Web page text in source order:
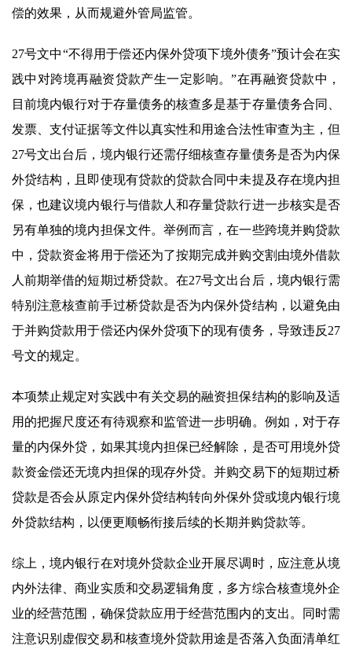
偿的效果，从而规避外管局监管。
27号文中“不得用于偿还内保外贷项下境外债务”预计会在实
践中对跨境再融资贷款产生一定影响。”在再融资贷款中，
目前境内银行对于存量债务的核查多是基于存量债务合同、
发票、支付证据等文件以真实性和用途合法性审查为主，但
27号文出台后，境内银行还需仔细核查存量债务是否为内保
外贷结构，且即使现有贷款的贷款合同中未提及存在境内担
保，也建议境内银行与借款人和存量贷款行进一步核实是否
另有单独的境内担保文件。举例而言，在一些跨境并购贷款
中，贷款资金将用于偿还为了按期完成并购交割由境外借款
人前期举借的短期过桥贷款。在27号文出台后，境内银行需
特别注意核查前手过桥贷款是否为内保外贷结构，以避免由
于并购贷款用于偿还内保外贷项下的现有债务，导致违反27
号文的规定。
本项禁止规定对实践中有关交易的融资担保结构的影响及适
用的把握尺度还有待观察和监管进一步明确。例如，对于存
量的内保外贷，如果其境内担保已经解除，是否可用境外贷
款资金偿还无境内担保的现存外贷。并购交易下的短期过桥
贷款是否会从原定内保外贷结构转向外保外贷或境内银行境
外贷款结构，以便更顺畅衔接后续的长期并购贷款等。
综上，境内银行在对境外贷款企业开展尽调时，应注意从境
内外法律、商业实质和交易逻辑角度，多方综合核查境外企
业的经营范围，确保贷款应用于经营范围内的支出。同时需
注意识别虚假交易和核查境外贷款用途是否落入负面清单红